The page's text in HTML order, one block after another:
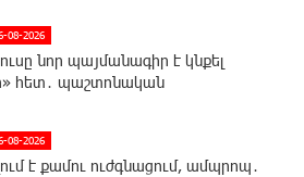
08-2026
նոր պայմանագիր է կնքել
հետ․ պաշտոնական
08-2026
է քամու ուժգնացում, ամպրոպ․